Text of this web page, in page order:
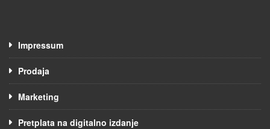
Impressum
Prodaja
Marketing
Pretplata na digitalno izdanje